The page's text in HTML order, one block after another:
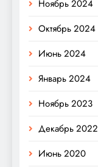
Ноябрь 2024
Октябрь 2024
Июнь 2024
Январь 2024
Ноябрь 2023
Декабрь 2022
Июнь 2020